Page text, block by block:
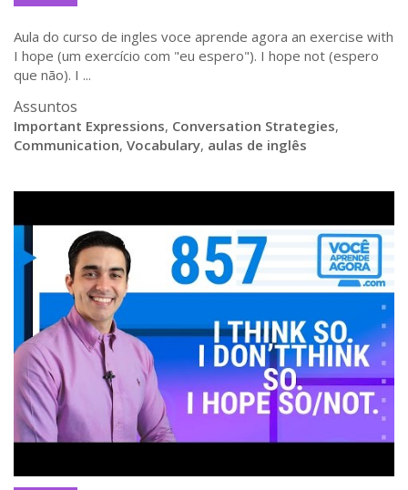
Aula do curso de ingles voce aprende agora an exercise with
I hope (um exercício com "eu espero"). I hope not (espero
que não). I ...
Assuntos
Important Expressions, Conversation Strategies,
Communication, Vocabulary, aulas de inglês